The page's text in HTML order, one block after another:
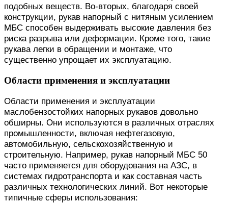
подобных веществ. Во-вторых, благодаря своей
конструкции, рукав напорный с нитяным усилением
МБС способен выдерживать высокие давления без
риска разрыва или деформации. Кроме того, такие
рукава легки в обращении и монтаже, что
существенно упрощает их эксплуатацию.
Области применения и эксплуатации
Области применения и эксплуатации
маслобензостойких напорных рукавов довольно
обширны. Они используются в различных отраслях
промышленности, включая нефтегазовую,
автомобильную, сельскохозяйственную и
строительную. Например, рукав напорный МБС 50
часто применяется для оборудования на АЗС, в
системах гидротранспорта и как составная часть
различных технологических линий. Вот некоторые
типичные сферы использования: